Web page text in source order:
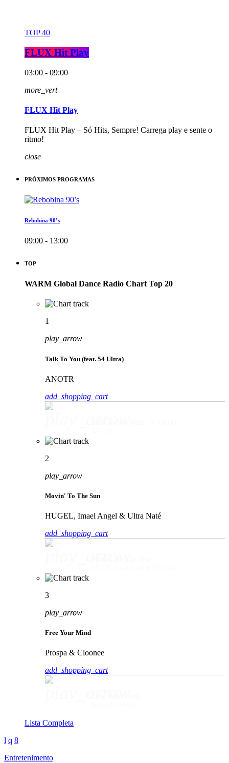
TOP 40
FLUX Hit Play
03:00 - 09:00
more_vert
FLUX Hit Play
FLUX Hit Play – Só Hits, Sempre! Carrega play e sente o
ritmo!
close
PRÓXIMOS PROGRAMAS
Rebobina 90’s
09:00 - 13:00
TOP
WARM Global Dance Radio Chart Top 20
1
play_arrow
Talk To You (feat. 54 Ultra)
ANOTR
add_shopping_cart
2
play_arrow
Movin' To The Sun
HUGEL, Imael Angel & Ultra Naté
add_shopping_cart
3
play_arrow
Free Your Mind
Prospa & Cloonee
add_shopping_cart
Lista Completa
Entretenimento